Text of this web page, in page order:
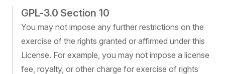
GPL-3.0 Section 10
You may not impose any further restrictions on the
exercise of the rights granted or affirmed under this
License. For example, you may not impose a license
fee, royalty, or other charge for exercise of rights